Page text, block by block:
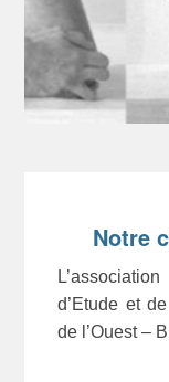
Notre
d’Etude et
de l’Ouest –